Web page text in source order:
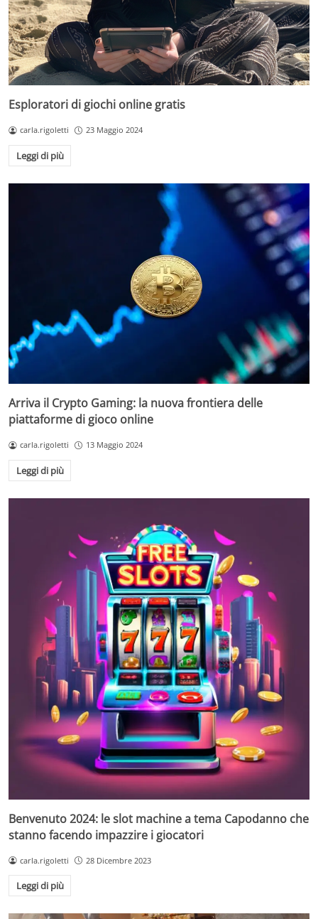
Esploratori di giochi online gratis
carla.rigoletti 23 Maggio 2024
Leggi di più
Arriva il Crypto Gaming: la nuova frontiera delle
piattaforme di gioco online
carla.rigoletti 13 Maggio 2024
Leggi di più
Benvenuto 2024: le slot machine a tema Capodanno che
stanno facendo impazzire i giocatori
carla.rigoletti 28 Dicembre 2023
Leggi di più